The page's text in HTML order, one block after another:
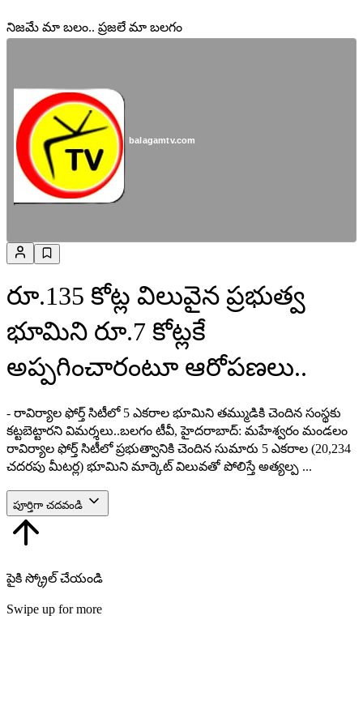
నిజమే మా బలం.. ప్రజలే మా బలగం
balagamtv.com
రూ.135 కోట్ల విలువైన ప్రభుత్వ
భూమిని రూ.7 కోట్లకే
అప్పగించారంటూ ఆరోపణలు..
- రావిర్యాల ఫోర్త్ సిటీలో 5 ఎకరాల భూమిని తమ్ముడికి చెందిన సంస్థకు
కట్టబెట్టారని విమర్శలు..బలగం టీవీ, హైదరాబాద్: మహేశ్వరం మండలం
రావిర్యాల ఫోర్త్ సిటీలో ప్రభుత్వానికి చెందిన సుమారు 5 ఎకరాల (20,234
చదరపు మీటర్ల) భూమిని మార్కెట్ విలువతో పోలిస్తే అత్యల్ప ...
పూర్తిగా చదవండి
పైకి స్క్రోల్ చేయండి
Swipe up for more